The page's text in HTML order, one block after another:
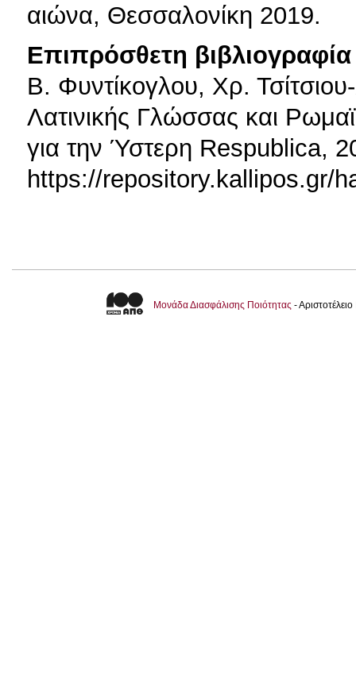
αιώνα, Θεσσαλονίκη 2019.
Επιπρόσθετη βιβλιογραφία
Β. Φυντίκογλου, Χρ.
Λατινικής Γλώσσας και
για την Ύστερη Respublica,
https://repository.kallipos.gr/
Μονάδα Διασφάλισης Ποιότητας -